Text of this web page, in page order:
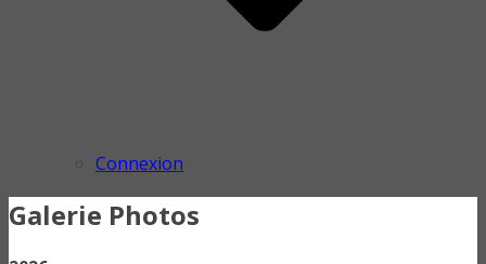
Connexion
Galerie Photos